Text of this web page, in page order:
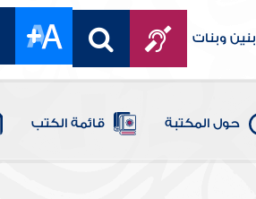
بنين وبنات
حول المكتبة قائمة الكتب